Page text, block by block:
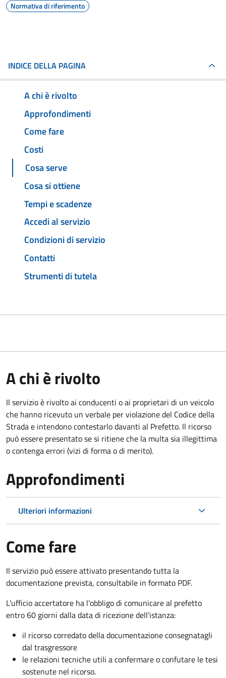
Normativa di riferimento
INDICE DELLA PAGINA
A chi è rivolto
Approfondimenti
Come fare
Costi
Cosa serve
Cosa si ottiene
Tempi e scadenze
Accedi al servizio
Condizioni di servizio
Contatti
Strumenti di tutela
A chi è rivolto
Il servizio è rivolto ai conducenti o ai proprietari di un veicolo
che hanno ricevuto un verbale per violazione del Codice della
Strada e intendono contestarlo davanti al Prefetto. Il ricorso
può essere presentato se si ritiene che la multa sia illegittima
o contenga errori (vizi di forma o di merito).
Approfondimenti
Ulteriori informazioni
Come fare
Il servizio può essere attivato presentando tutta la
documentazione prevista, consultabile in formato PDF.
L'ufficio accertatore ha l'obbligo di comunicare al prefetto
entro 60 giorni dalla data di ricezione dell'istanza:
il ricorso corredato della documentazione consegnatagli
dal trasgressore
le relazioni tecniche utili a confermare o confutare le tesi
sostenute nel ricorso.